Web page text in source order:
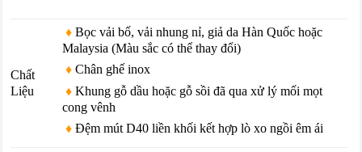
Chất
Liệu
♦ Bọc vải bố, vải nhung nỉ, giả da Hàn Quốc hoặc
Malaysia (Màu sắc có thể thay đổi)
♦ Chân ghế inox
♦ Khung gỗ dầu hoặc gỗ sồi đã qua xử lý mối mọt
cong vênh
♦ Đệm mút D40 liền khối kết hợp lò xo ngồi êm ái